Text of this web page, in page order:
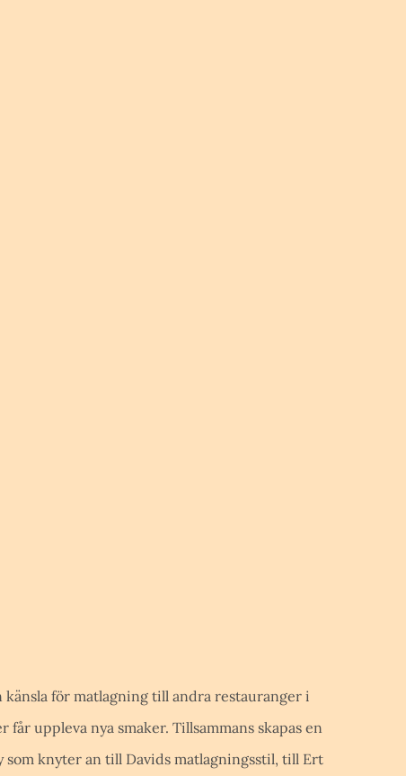
känsla för matlagning till andra restauranger i
får uppleva nya smaker. Tillsammansskapas en
knyter an till Davids matlagningsstil, till Ert